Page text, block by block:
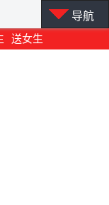
送女生
导航